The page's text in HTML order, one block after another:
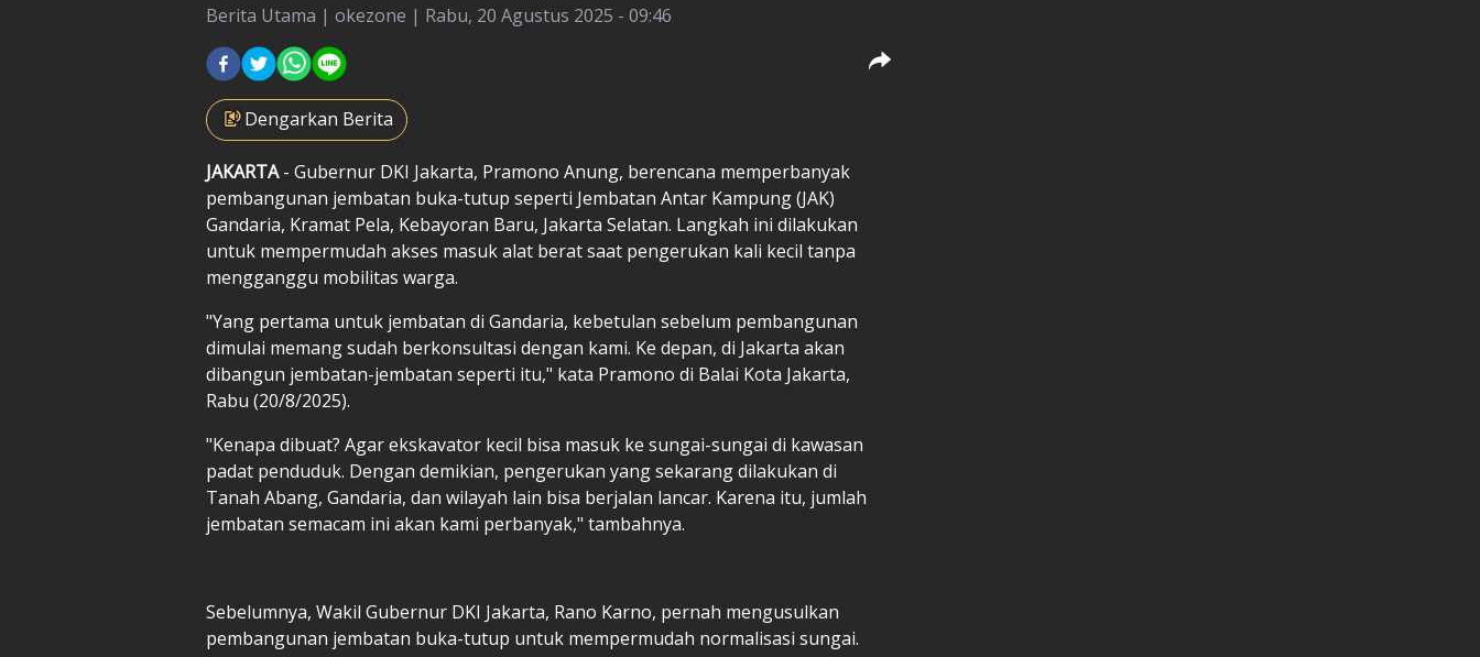
Berita Utama | okezone | Rabu, 20 Agustus 2025 - 09:46
Dengarkan Berita
JAKARTA- Gubernur DKI Jakarta, Pramono Anung, berencana memperbanyak
pembangunan jembatan buka-tutup seperti Jembatan Antar Kampung (JAK)
Gandaria, Kramat Pela, Kebayoran Baru, Jakarta Selatan. Langkah ini dilakukan
untuk mempermudah akses masuk alat berat saat pengerukan kali kecil tanpa
mengganggu mobilitas warga.
"Yang pertama untuk jembatan di Gandaria, kebetulan sebelum pembangunan
dimulai memang sudah berkonsultasi dengan kami. Ke depan, di Jakarta akan
dibangun jembatan-jembatan seperti itu," kata Pramono di Balai Kota Jakarta,
Rabu (20/8/2025).
"Kenapa dibuat? Agar ekskavator kecil bisa masuk ke sungai-sungai di kawasan
padat penduduk. Dengan demikian, pengerukan yang sekarang dilakukan di
Tanah Abang, Gandaria, dan wilayah lain bisa berjalan lancar. Karena itu, jumlah
jembatan semacam ini akan kami perbanyak," tambahnya.
Sebelumnya, Wakil Gubernur DKI Jakarta, Rano Karno, pernah mengusulkan
pembangunan jembatan buka-tutup untuk mempermudah normalisasi sungai.